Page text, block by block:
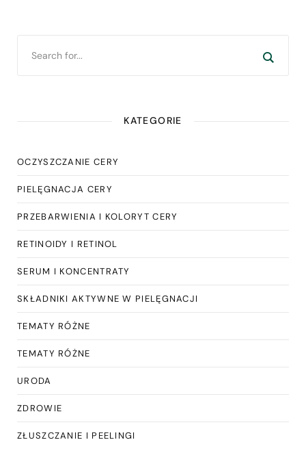
KATEGORIE
OCZYSZCZANIE CERY
PIELĘGNACJA CERY
PRZEBARWIENIA I KOLORYT CERY
RETINOIDY I RETINOL
SERUM I KONCENTRATY
SKŁADNIKI AKTYWNE W PIELĘGNACJI
TEMATY RÓŻNE
TEMATY RÓŻNE
URODA
ZDROWIE
ZŁUSZCZANIE I PEELINGI